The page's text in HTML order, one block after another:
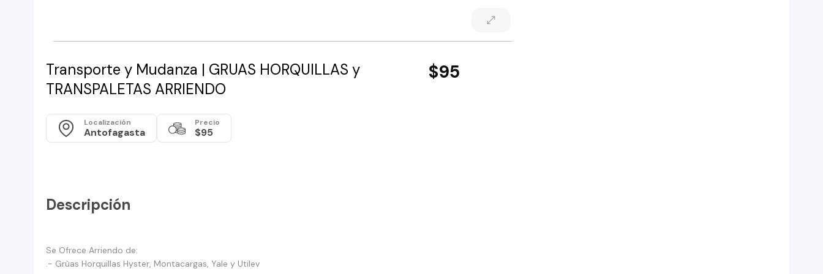
Transporte y Mudanza | GRUAS HORQUILLAS y
TRANSPALETAS ARRIENDO
$95
Localización
Antofagasta
Precio
$95
Descripción
Se Ofrece Arriendo de:
.- Grùas Horquillas Hyster, Montacargas, Yale y Utilev